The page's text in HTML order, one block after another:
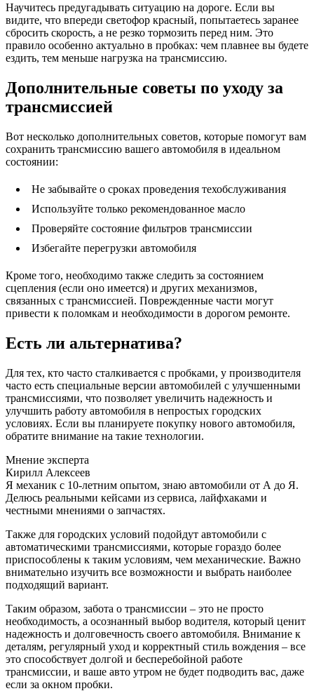
Научитесь предугадывать ситуацию на дороге. Если вы
видите, что впереди светофор красный, попытаетесь заранее
сбросить скорость, а не резко тормозить перед ним. Это
правило особенно актуально в пробках: чем плавнее вы будете
ездить, тем меньше нагрузка на трансмиссию.
Дополнительные советы по уходу за
трансмиссией
Вот несколько дополнительных советов, которые помогут вам
сохранить трансмиссию вашего автомобиля в идеальном
состоянии:
Не забывайте о сроках проведения техобслуживания
Используйте только рекомендованное масло
Проверяйте состояние фильтров трансмиссии
Избегайте перегрузки автомобиля
Кроме того, необходимо также следить за состоянием
сцепления (если оно имеется) и других механизмов,
связанных с трансмиссией. Поврежденные части могут
привести к поломкам и необходимости в дорогом ремонте.
Есть ли альтернатива?
Для тех, кто часто сталкивается с пробками, у производителя
часто есть специальные версии автомобилей с улучшенными
трансмиссиями, что позволяет увеличить надежность и
улучшить работу автомобиля в непростых городских
условиях. Если вы планируете покупку нового автомобиля,
обратите внимание на такие технологии.
Мнение эксперта
Кирилл Алексеев
Я механик с 10-летним опытом, знаю автомобили от А до Я.
Делюсь реальными кейсами из сервиса, лайфхаками и
честными мнениями о запчастях.
Также для городских условий подойдут автомобили с
автоматическими трансмиссиями, которые гораздо более
приспособлены к таким условиям, чем механические. Важно
внимательно изучить все возможности и выбрать наиболее
подходящий вариант.
Таким образом, забота о трансмиссии – это не просто
необходимость, а осознанный выбор водителя, который ценит
надежность и долговечность своего автомобиля. Внимание к
деталям, регулярный уход и корректный стиль вождения – все
это способствует долгой и бесперебойной работе
трансмиссии, и ваше авто утром не будет подводить вас, даже
если за окном пробки.